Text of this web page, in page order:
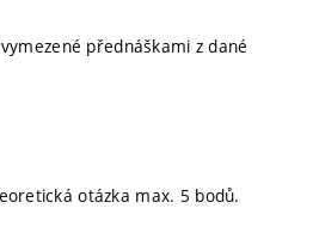
přednáškami z dané
otázka max. 5 bodů.